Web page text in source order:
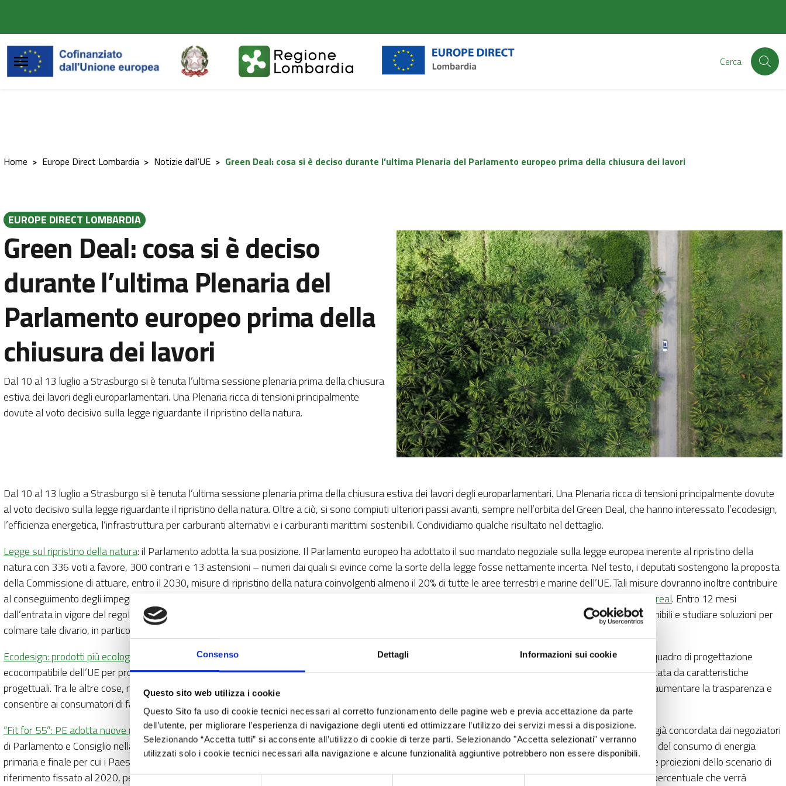
Consenso Dettagli Informazioni sui cookie
Questo sito web utilizza i cookie
Questo Sito fa uso di cookie tecnici necessari al corretto funzionamento delle pagine web e previa accettazione da parte
dell’utente, per migliorare l’esperienza di navigazione degli utenti ed ottimizzare l’utilizzo dei servizi messi a disposizione.
Selezionando “Accetta tutti” si acconsente all’utilizzo di cookie di terze parti. Selezionando "Accetta selezionati" verranno
utilizzati solo i cookie tecnici necessari alla navigazione e alcune funzionalità aggiuntive potrebbero non essere disponibili.
Selezione
Cerca
Home > Europe Direct Lombardia > Notizie dall'UE > Green Deal: cosa si è deciso durante l’ultima Plenaria del Parlamento europeo prima della chiusura dei lavori
EUROPE DIRECT LOMBARDIA
Green Deal: cosa si è deciso
durante l’ultima Plenaria del
Parlamento europeo prima della
chiusura dei lavori
Dal 10 al 13 luglio a Strasburgo si è tenuta l’ultima sessione plenaria prima della chiusura
estiva dei lavori degli europarlamentari. Una Plenaria ricca di tensioni principalmente
dovute al voto decisivo sulla legge riguardante il ripristino della natura.
Dal 10 al 13 luglio a Strasburgo si è tenuta l’ultima sessione plenaria prima della chiusura estiva dei lavori degli europarlamentari. Una Plenaria ricca di tensioni principalmente dovute
al voto decisivo sulla legge riguardante il ripristino della natura. Oltre a ciò, si sono compiuti ulteriori passi avanti, sempre nell’orbita del Green Deal, che hanno interessato l’ecodesign,
l’efficienza energetica, l’infrastruttura per carburanti alternativi e i carburanti marittimi sostenibili. Condividiamo qualche risultato nel dettaglio.
Legge sul ripristino della natura: il Parlamento adotta la sua posizione. Il Parlamento europeo ha adottato il suo mandato negoziale sulla legge europea inerente al ripristino della
natura con 336 voti a favore, 300 contrari e 13 astensioni – numeri dai quali si evince come la sorte della legge fosse nettamente incerta. Nel testo, i deputati sostengono la proposta
della Commissione di attuare, entro il 2030, misure di ripristino della natura coinvolgenti almeno il 20% di tutte le aree terrestri e marine dell’UE. Tali misure dovranno inoltre contribuire
al conseguimento degli impegni internazionali dell’UE, in particolare quelli indicati nel
quadro globale sulla biodiversità delle Nazioni Unite di Kunming-Montreal. Entro 12 mesi
dall’entrata in vigore del regolamento, la Commissione dovrà valutare l'eventuale divario tra le esigenze finanziarie del ripristino e i finanziamenti UE disponibili e studiare soluzioni per
colmare tale divario, in particolare attraverso un apposito strumento UE.
Ecodesign: prodotti più ecologici ed efficienti dal punto di vista energetico
. Il Parlamento europeo ha adottato il suo mandato negoziale sulla revisione del quadro di progettazione
ecocompatibile dell’UE per prodotti più sostenibili. I deputati intendono garantire una maggiore durata di vita dei prodotti che non dovrebbe mai essere limitata da caratteristiche
progettuali. Tra le altre cose, nel testo si propone l’introduzione di un nuovo “passaporto del prodotto” contenente informazioni accurate e aggiornate per aumentare la trasparenza e
consentire ai consumatori di fare scelte di acquisto consapevoli.
“Fit for 55”: PE adotta nuove norme per incrementare il risparmio energetico. La nuova legge che fissa i nuovi obiettivi di risparmio energetico per il 2030, già concordata dai negoziatori
di Parlamento e Consiglio nella sua forma finale è stata adottata formalmente durante la Plenaria del Parlamento europeo. Questa prevede una riduzione del consumo di energia
primaria e finale per cui i Paesi UE dovranno garantire, collettivamente, una riduzione del consumo energetico di almeno l’11,7 % entro il 2030, rispetto alle proiezioni dello scenario di
riferimento fissato al 2020, per assicurare l’1,5% di risparmio energetico annuo media da ora al 2030. Fino al 2025 si dovrà risparmiare l’1,3% ogni anno, percentuale che verrà